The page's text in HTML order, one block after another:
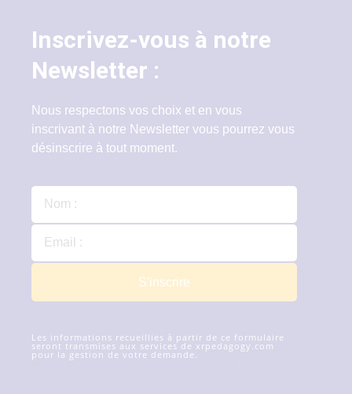
Inscrivez-vous à notre
Newsletter :
Nous respectons vos choix et en vous
inscrivant à notre Newsletter vous pourrez vous
désinscrire à tout moment.
S'inscrire
Les informations recueillies à partir de ce formulaire
seront transmises aux services de xrpedagogy.com
pour la gestion de votre demande. En savoir plus sur
la gestion de vos données et de vos droits